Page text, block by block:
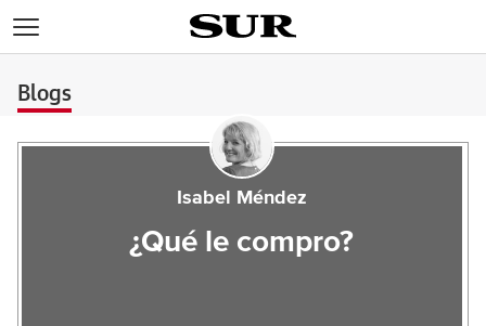
Blogs
Isabel Méndez
¿Qué le compro?